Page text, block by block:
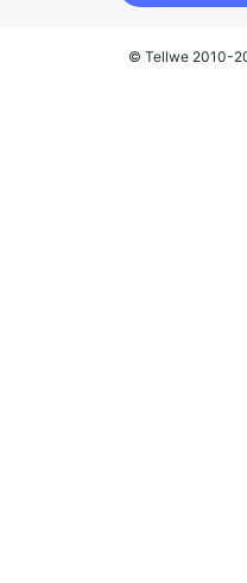
© Tellwe 2010-